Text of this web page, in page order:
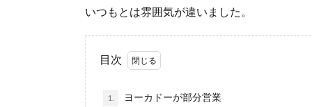
いつもとは雰囲気が違いました。
目次
1. ヨーカドーが部分営業